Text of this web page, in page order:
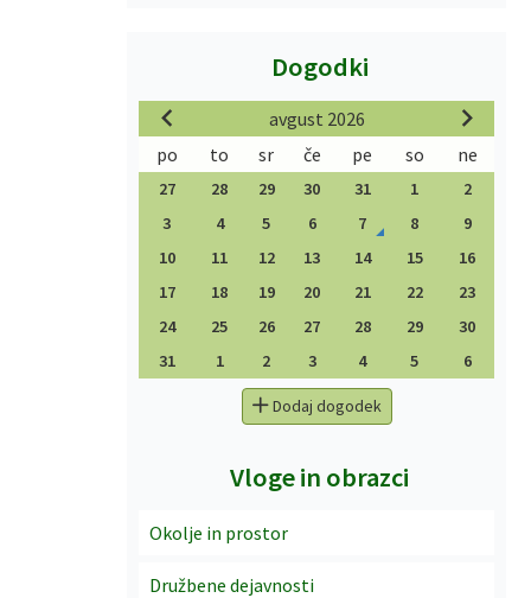
Dogodki
avgust 2026
po
to sr če pe so ne
27 28 29 30 31 1
2
3
4 5 6 7 8
9
10
11 12 13 14 15
16
17
18 19 20 21 22
23
24
25 26 27 28 29
30
31
1 2 3 4 5 6
Dodaj dogodek
Vloge in obrazci
Okolje in prostor
Družbene dejavnosti